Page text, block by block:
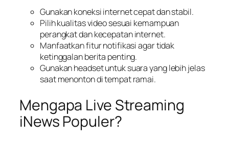
Gunakan koneksi internet cepat dan stabil.
Pilih kualitas video sesuai kemampuan
perangkat dan kecepatan internet.
Manfaatkan fitur notifikasi agar tidak
ketinggalan berita penting.
Gunakan headset untuk suara yang lebih jelas
saat menonton di tempat ramai.
Mengapa Live Streaming
iNews Populer?